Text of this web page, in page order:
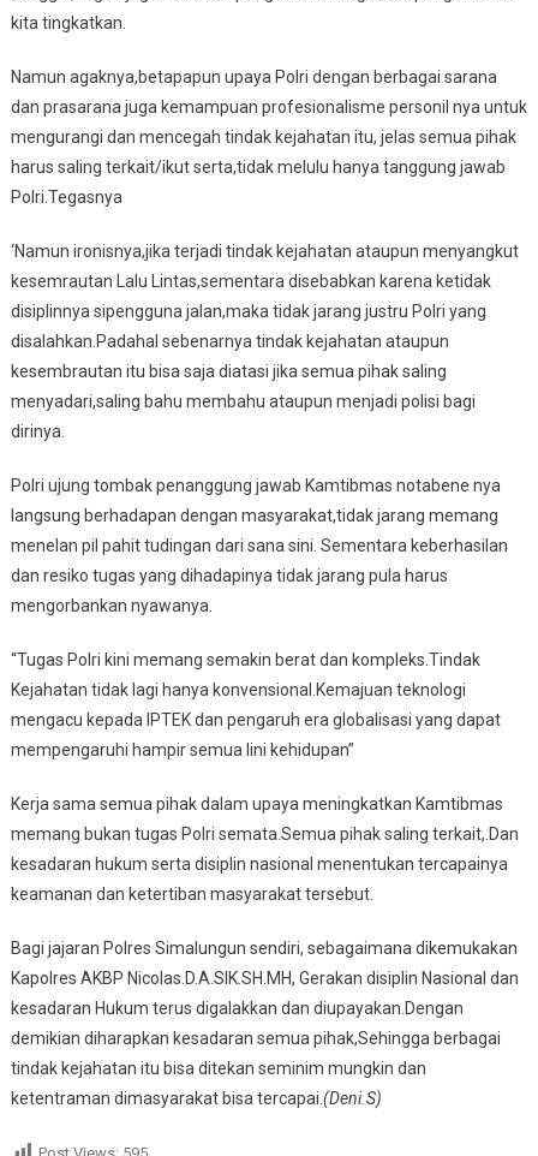
kita tingkatkan.
Namun agaknya,betapapun upaya Polri dengan berbagai sarana
dan prasarana juga kemampuan profesionalisme personil nya untuk
mengurangi dan mencegah tindak kejahatan itu, jelas semua pihak
harus saling terkait/ikut serta,tidak melulu hanya tanggung jawab
Polri.Tegasnya
‘Namun ironisnya,jika terjadi tindak kejahatan ataupun menyangkut
kesemrautan Lalu Lintas,sementara disebabkan karena ketidak
disiplinnya sipengguna jalan,maka tidak jarang justru Polri yang
disalahkan.Padahal sebenarnya tindak kejahatan ataupun
kesembrautan itu bisa saja diatasi jika semua pihak saling
menyadari,saling bahu membahu ataupun menjadi polisi bagi
dirinya.
Polri ujung tombak penanggung jawab Kamtibmas notabene nya
langsung berhadapan dengan masyarakat,tidak jarang memang
menelan pil pahit tudingan dari sana sini. Sementara keberhasilan
dan resiko tugas yang dihadapinya tidak jarang pula harus
mengorbankan nyawanya.
“Tugas Polri kini memang semakin berat dan kompleks.Tindak
Kejahatan tidak lagi hanya konvensional.Kemajuan teknologi
mengacu kepada IPTEK dan pengaruh era globalisasi yang dapat
mempengaruhi hampir semua lini kehidupan”
Kerja sama semua pihak dalam upaya meningkatkan Kamtibmas
memang bukan tugas Polri semata.Semua pihak saling terkait,.Dan
kesadaran hukum serta disiplin nasional menentukan tercapainya
keamanan dan ketertiban masyarakat tersebut.
Bagi jajaran Polres Simalungun sendiri, sebagaimana dikemukakan
Kapolres AKBP Nicolas.D.A.SIK.SH.MH, Gerakan disiplin Nasional dan
kesadaran Hukum terus digalakkan dan diupayakan.Dengan
demikian diharapkan kesadaran semua pihak,Sehingga berbagai
tindak kejahatan itu bisa ditekan seminim mungkin dan
ketentraman dimasyarakat bisa tercapai. (Deni.S)